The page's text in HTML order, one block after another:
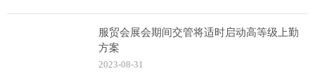
服贸会展会期间交管将适时启动高等级上勤
方案
2023-08-31